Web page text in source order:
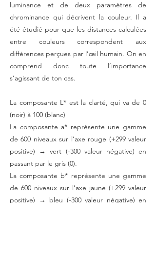
luminance et de deux paramètres de
chrominance qui décrivent la couleur. Il a
été étudié pour que les distances calculées
entre couleurs correspondent aux
différences perçues par l’œil humain. On en
comprend donc toute l’importance
s’agissant de ton cas.
La composante L* est la clarté, qui va de 0
(noir) à 100 (blanc)
La composante a* représente une gamme
de 600 niveaux sur l’axe rouge (+299 valeur
positive) → vert (-300 valeur négative) en
passant par le gris (0).
La composante b* représente une gamme
de 600 niveaux sur l’axe jaune (+299 valeur
positive) → bleu (-300 valeur négative) en